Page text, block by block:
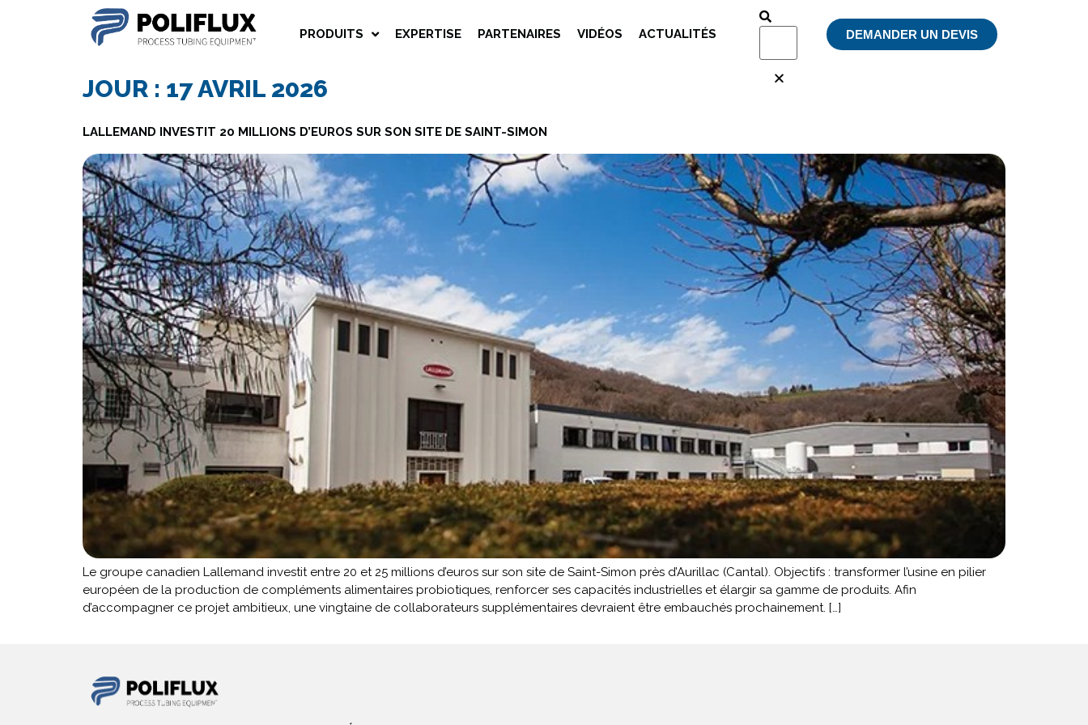
PRODUITS EXPERTISE PARTENAIRES VIDÉOS ACTUALITÉS DEMANDER UN DEVIS
JOUR : 17 AVRIL 2026
LALLEMAND INVESTIT 20 MILLIONS D’EUROS SUR SON SITE DE SAINT-SIMON
Le groupe canadien Lallemand investit entre 20 et 25 millions d’euros sur son site de Saint-Simon près d’Aurillac (Cantal). Objectifs : transformer l’usine en pilier
européen de la production de compléments alimentaires probiotiques, renforcer ses capacités industrielles et élargir sa gamme de produits. Afin
d’accompagner ce projet ambitieux, une vingtaine de collaborateurs supplémentaires devraient être embauchés prochainement. […]